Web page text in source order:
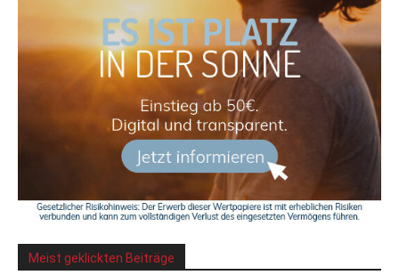
Meist geklickten Beiträge